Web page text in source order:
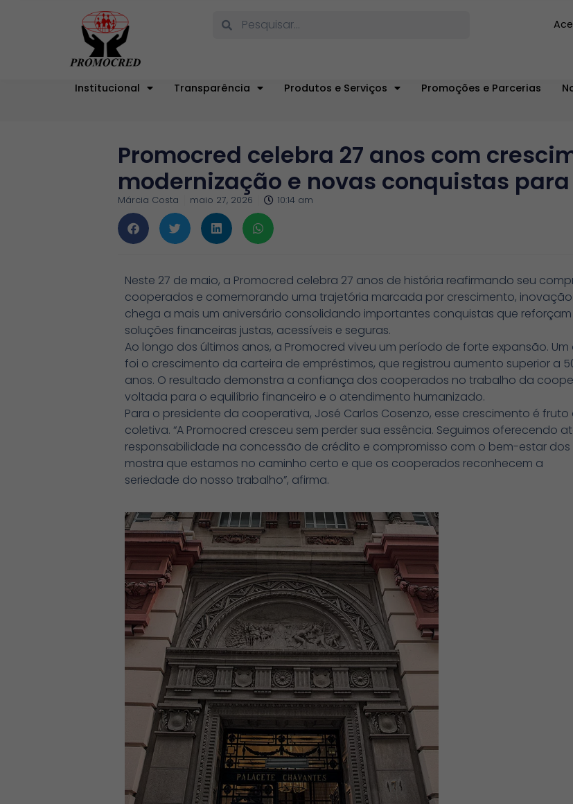
Institucional Transparência Produtos e Serviços Promoções e Parcerias
Promocred celebra 27 anos com
modernização e novas conquistas
Márcia Costa maio 27, 2026 10:14 am
Neste 27 de maio, a Promocred celebra 27 anos de história reafirmando seu
cooperados e comemorando uma trajetória marcada por crescimento,
chega a mais um aniversário consolidando importantes conquistas que
soluções financeiras justas, acessíveis e seguras.
Ao longo dos últimos anos, a Promocred viveu um período de forte expansão.
foi o crescimento da carteira de empréstimos, que registrou aumento superior a
anos. O resultado demonstra a confiança dos cooperados no trabalho da
voltada para o equilíbrio financeiro e o atendimento humanizado.
Para o presidente da cooperativa, José Carlos Cosenzo, esse crescimento é
coletiva. “A Promocred cresceu sem perder sua essência. Seguimos oferecendo
responsabilidade na concessão de crédito e compromisso com o bem-estar dos
mostra que estamos no caminho certo e que os cooperados reconhecem a
seriedade do nosso trabalho”, afirma.